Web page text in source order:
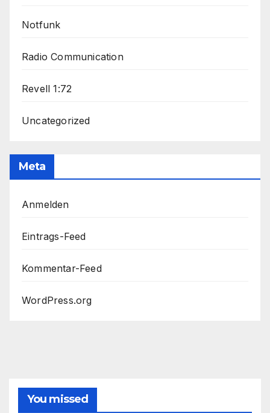
Notfunk
Radio Communication
Revell 1:72
Uncategorized
Meta
Anmelden
Eintrags-Feed
Kommentar-Feed
WordPress.org
You missed